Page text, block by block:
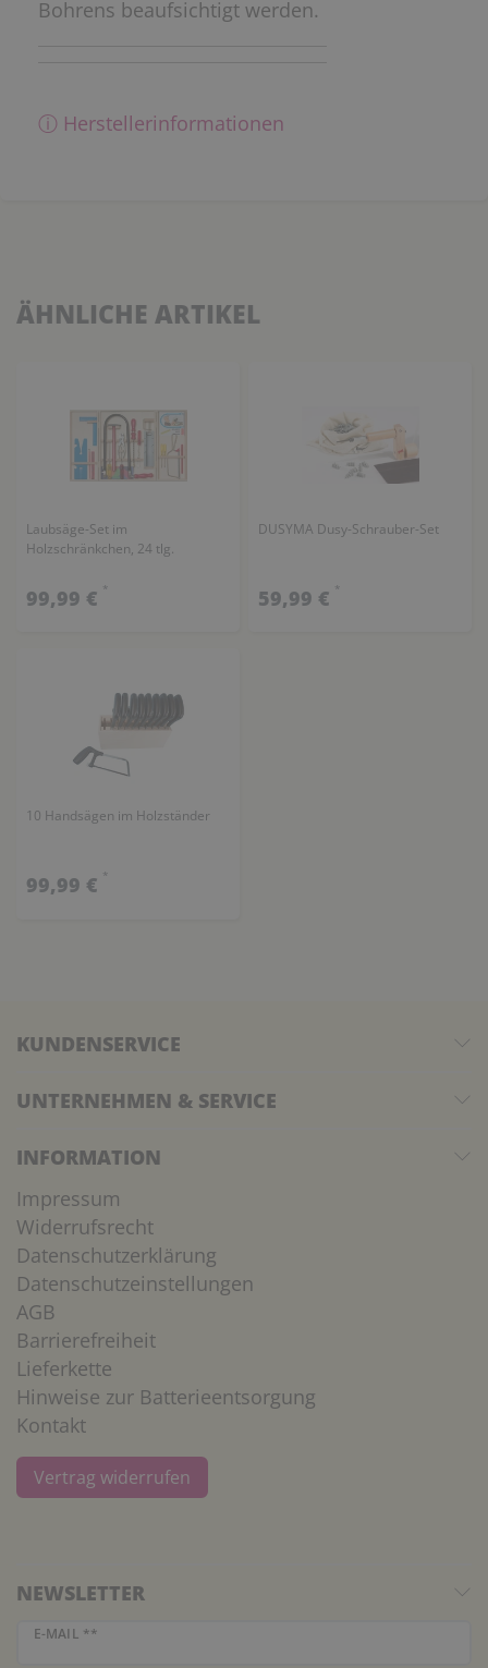
Bohrens beaufsichtigt werden.
ⓘ Herstellerinformationen
ÄHNLICHE ARTIKEL
Laubsäge-Set im
Holzschränkchen, 24 tlg.
99,99 € *
DUSYMA Dusy-Schrauber-Set
59,99 € *
10 Handsägen im Holzständer
99,99 € *
KUNDENSERVICE
UNTERNEHMEN & SERVICE
INFORMATION
Impressum
Widerrufsrecht
Datenschutzerklärung
Datenschutzeinstellungen
AGB
Barrierefreiheit
Lieferkette
Hinweise zur Batterieentsorgung
Kontakt
Vertrag widerrufen
NEWSLETTER
E-MAIL **
Newsletter Honig